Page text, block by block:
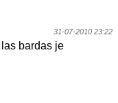
31-07-2010 23:22
bardas je